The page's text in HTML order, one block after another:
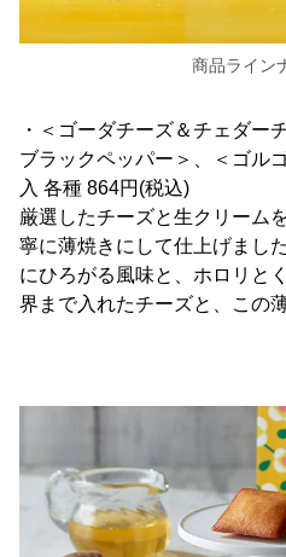
商品ライン
・＜ゴーダチーズ＆チェダー
ブラックペッパー＞、＜ゴル
入 各種 864円(税込)
厳選したチーズと生クリーム
寧に薄焼きにして仕上げまし
にひろがる風味と、ホロリと
界まで入れたチーズと、この